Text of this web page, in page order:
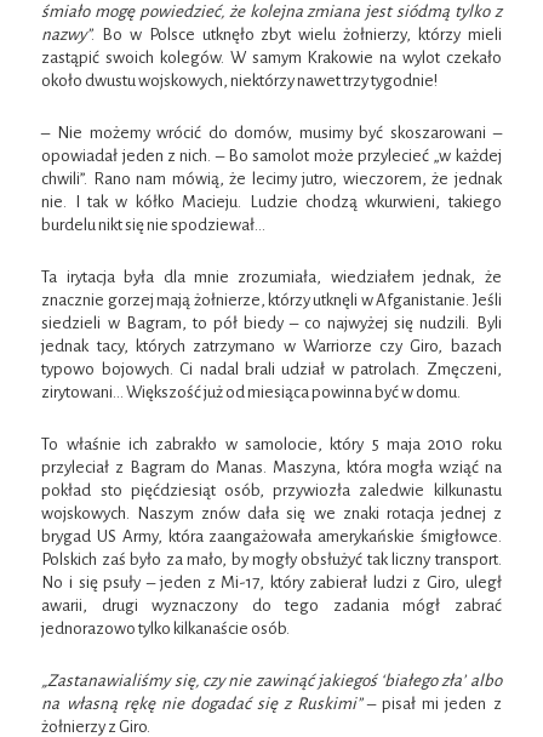
śmiało mogę powiedzieć, że kolejna zmiana jest siódmą tylko z
nazwy”. Bo w Polsce utknęło zbyt wielu żołnierzy, którzy mieli
zastąpić swoich kolegów. W samym Krakowie na wylot czekało
około dwustu wojskowych, niektórzy nawet trzy tygodnie!
– Nie możemy wrócić do domów, musimy być skoszarowani –
opowiadał jeden z nich. – Bo samolot może przylecieć „w każdej
chwili”. Rano nam mówią, że lecimy jutro, wieczorem, że jednak
nie. I tak w kółko Macieju. Ludzie chodzą wkurwieni, takiego
burdelu nikt się nie spodziewał…
Ta irytacja była dla mnie zrozumiała, wiedziałem jednak, że
znacznie gorzej mają żołnierze, którzy utknęli w Afganistanie. Jeśli
siedzieli w Bagram, to pół biedy – co najwyżej się nudzili. Byli
jednak tacy, których zatrzymano w Warriorze czy Giro, bazach
typowo bojowych. Ci nadal brali udział w patrolach. Zmęczeni,
zirytowani… Większość już od miesiąca powinna być w domu.
To właśnie ich zabrakło w samolocie, który 5 maja 2010 roku
przyleciał z Bagram do Manas. Maszyna, która mogła wziąć na
pokład sto pięćdziesiąt osób, przywiozła zaledwie kilkunastu
wojskowych. Naszym znów dała się we znaki rotacja jednej z
brygad US Army, która zaangażowała amerykańskie śmigłowce.
Polskich zaś było za mało, by mogły obsłużyć tak liczny transport.
No i się psuły – jeden z Mi-17, który zabierał ludzi z Giro, uległ
awarii, drugi wyznaczony do tego zadania mógł zabrać
jednorazowo tylko kilkanaście osób.
„Zastanawialiśmy się, czy nie zawinąć jakiegoś ‘białego zła’ albo
na własną rękę nie dogadać się z Ruskimi”– pisał mi jeden z
żołnierzy z Giro.